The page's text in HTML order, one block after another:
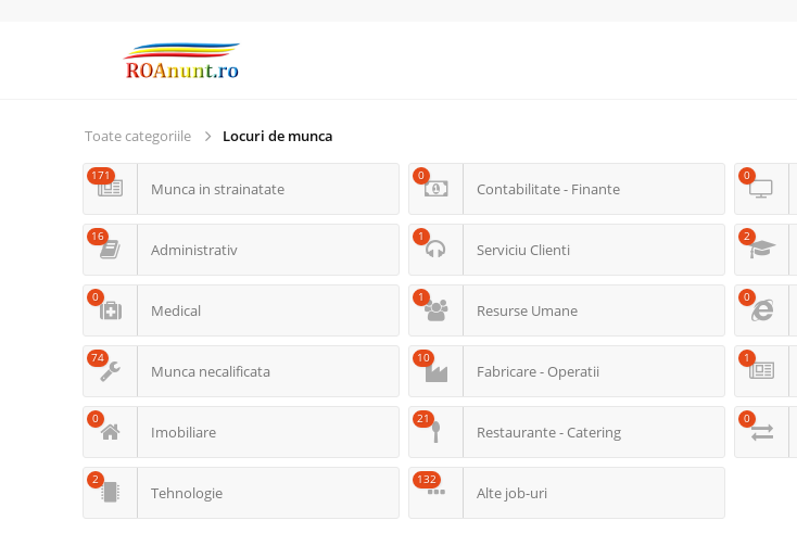
Toate categoriile Locuri de munca
Munca in strainatate
171
Contabilitate - Finante
0 0
Administrativ
16
Serviciu Clienti
1 2
Medical
0
Resurse Umane
1 0
Munca necalificata
74
Fabricare - Operatii
10 1
Imobiliare
0
Restaurante - Catering
21 0
Tehnologie
2
Alte job-uri
132